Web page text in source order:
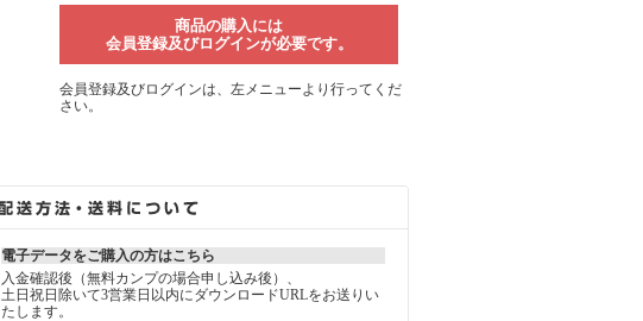
商品の購入には
会員登録及びログインが必要です。
会員登録及びログインは、左メニューより行ってくだ
さい。
電子データをご購入の方はこちら
入金確認後（無料カンプの場合申し込み後）、
土日祝日除いて3営業日以内にダウンロードURLをお送りい
たします。